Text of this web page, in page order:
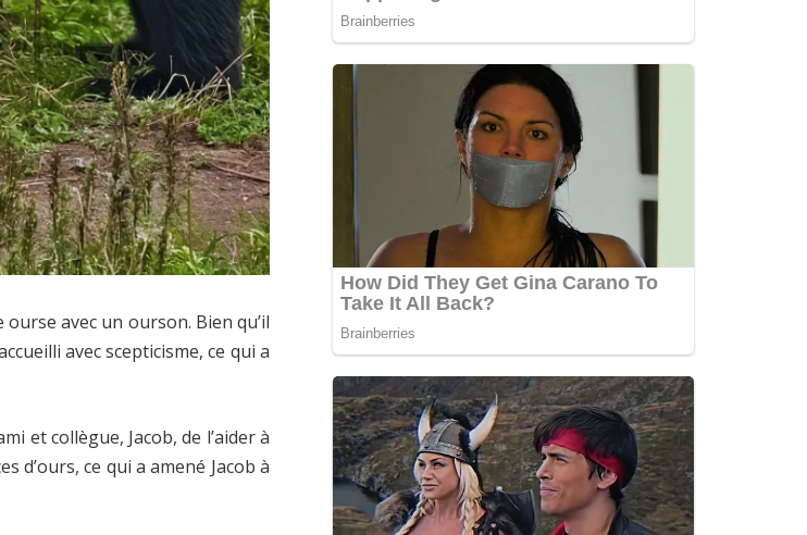
avec un ourson. Bien qu’il
avec scepticisme, ce qui a
et collègue, Jacob, de l’aider à
ce qui a amené Jacob à